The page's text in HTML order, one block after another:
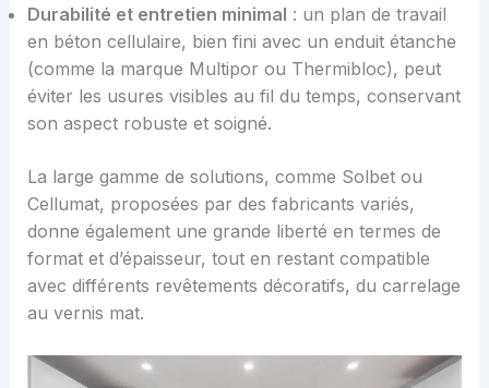
Durabilité et entretien minimal : un plan de travail
en béton cellulaire, bien fini avec un enduit étanche
(comme la marque Multipor ou Thermibloc), peut
éviter les usures visibles au fil du temps, conservant
son aspect robuste et soigné.
La large gamme de solutions, comme Solbet ou
Cellumat, proposées par des fabricants variés,
donne également une grande liberté en termes de
format et d’épaisseur, tout en restant compatible
avec différents revêtements décoratifs, du carrelage
au vernis mat.